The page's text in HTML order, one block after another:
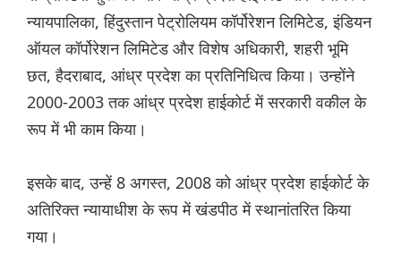
न्यायपालिका, हिंदुस्तान पेट्रोलियम कॉर्पोरेशन लिमिटेड, इंडियन
ऑयल कॉर्पोरेशन लिमिटेड और विशेष अधिकारी, शहरी भूमि
छत, हैदराबाद, आंध्र प्रदेश का प्रतिनिधित्व किया। उन्होंने
2000-2003 तक आंध्र प्रदेश हाईकोर्ट में सरकारी वकील के
रूप में भी काम किया।
इसके बाद, उन्हें 8 अगस्त, 2008 को आंध्र प्रदेश हाईकोर्ट के
अतिरिक्त न्यायाधीश के रूप में खंडपीठ में स्थानांतरित किया
गया।